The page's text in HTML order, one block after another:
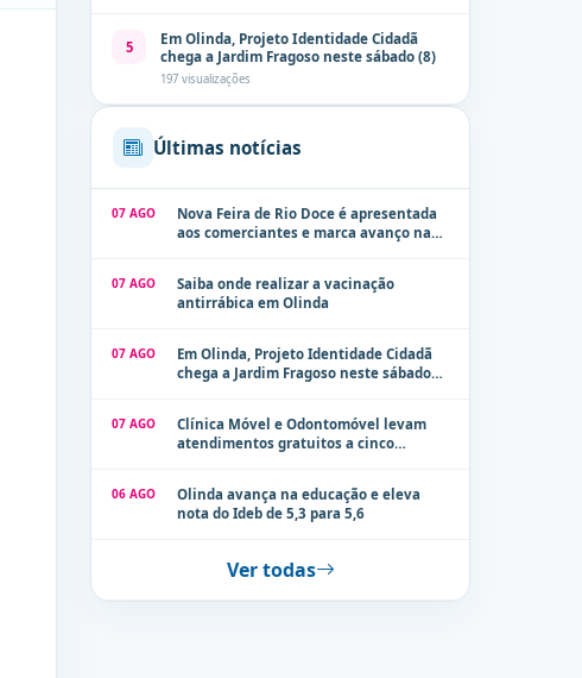
5
Em Olinda, Projeto Identidade Cidadã
chega a Jardim Fragoso neste sábado (8)
197 visualizações
Últimas notícias
07 AGO
Nova Feira de Rio Doce é apresentada
aos comerciantes e marca avanço na
07 AGO
Saiba onde realizar a vacinação
antirrábica em Olinda
07 AGO
Em Olinda, Projeto Identidade Cidadã
chega a Jardim Fragoso neste sábado
07 AGO
Clínica Móvel e Odontomóvel levam
atendimentos gratuitos a cinco
06 AGO
Olinda avança na educação e eleva
nota do Ideb de 5,3 para 5,6
Ver todas